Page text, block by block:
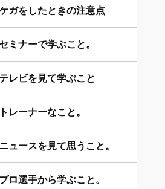
ガをしたときの注意点
セミナーで学ぶこと。
テレビを見て学ぶこと
トレーナーなこと。
ニュースを見て思うこと。
プロ選手から学ぶこと。